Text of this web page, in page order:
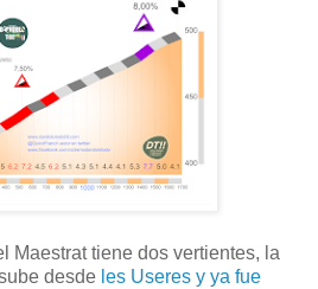
Maestrat tiene dos vertientes, la
desde les Useres y ya fue